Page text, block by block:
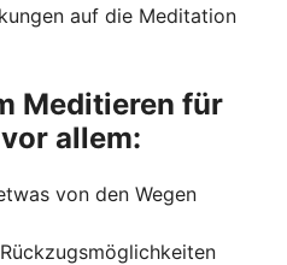
auf die Meditation
Meditieren für
allem:
von den Wegen